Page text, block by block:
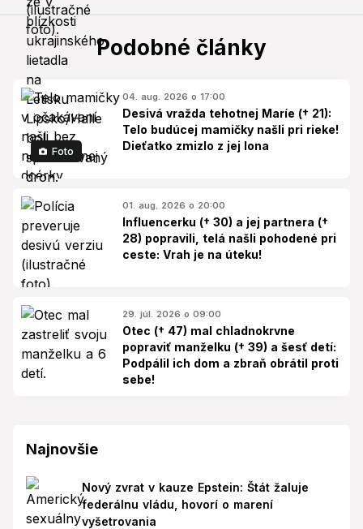
Podobné články
Foto
04. aug. 2026 o 17:00
Desivá vražda tehotnej Maríe († 21):
Telo budúcej mamičky našli pri rieke!
Dieťatko zmizlo z jej lona
01. aug. 2026 o 20:00
Influencerku († 30) a jej partnera (†
28) popravili, telá našli pohodené pri
ceste: Vrah je na úteku!
29. júl. 2026 o 09:00
Otec († 47) mal chladnokrvne
popraviť manželku († 39) a šesť detí:
Podpálil ich dom a zbraň obrátil proti
sebe!
Najnovšie
Nový zvrat v kauze Epstein: Štát žaluje
federálnu vládu, hovorí o marení
vyšetrovania